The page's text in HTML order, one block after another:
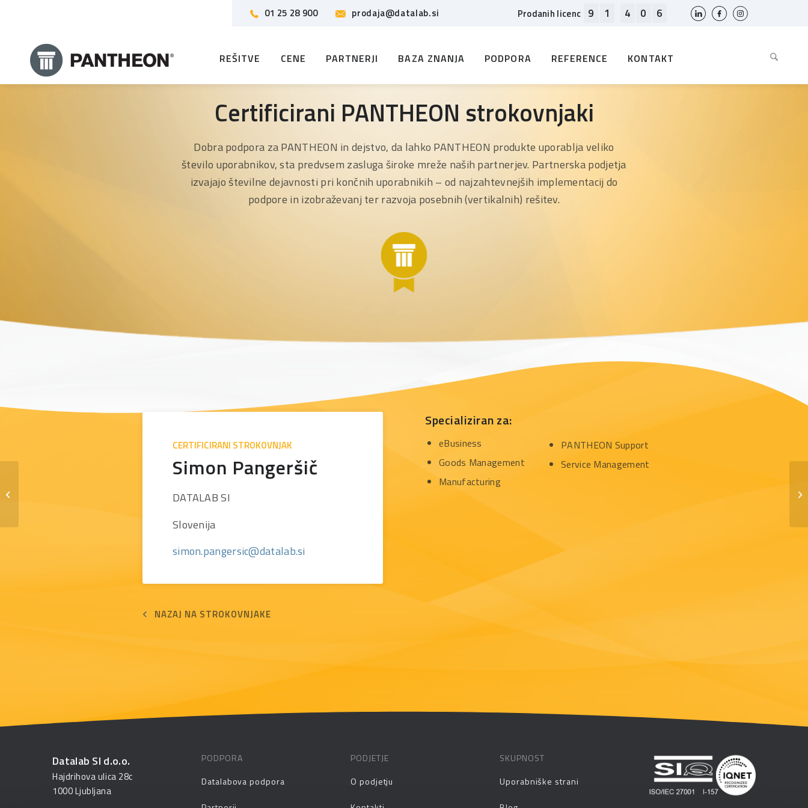
01 25 28 900 prodaja@datalab.si Prodanih licenc 9 1 4 0 6
REŠITVE CENE PARTNERJI BAZA ZNANJA PODPORA REFERENCE KONTAKT
Certificirani PANTHEON strokovnjaki
Dobra podpora za PANTHEON in dejstvo, da lahko PANTHEON produkte uporablja veliko
število uporabnikov, sta predvsem zasluga široke mreže naših partnerjev. Partnerska podjetja
izvajajo številne dejavnosti pri končnih uporabnikih – od najzahtevnejših implementacij do
podpore in izobraževanj ter razvoja posebnih (vertikalnih) rešitev.
CERTIFICIRANI STROKOVNJAK
Simon Pangeršič
DATALAB SI
Slovenija
simon.pangersic@datalab.si
NAZAJ NA STROKOVNJAKE
Specializiran za:
eBusiness
Goods Management
Manufacturing
PANTHEON Support
Service Management
Datalab SI d.o.o.
Hajdrihova ulica 28c
1000 Ljubljana
PODPORA
Datalabova podpora
PODJETJE
O podjetju
SKUPNOST
Uporabniške strani